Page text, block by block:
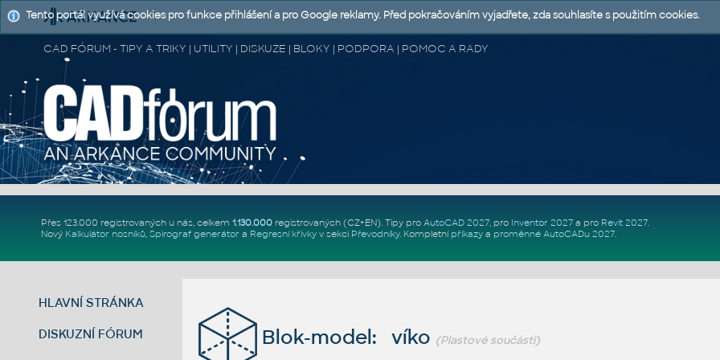
CAD FÓRUM - TIPY A TRIKY | UTILITY | DISKUZE | BLOKY | PODPORA | POMOC A RADY
Přes 123.000 registrovaných u nás, celkem 1.130.000registrovaných (CZ+EN). Tipy pro AutoCAD 2027, pro Inventor 2027a pro Revit 2027.
Nový Kalkulátor nosníků, Spirograf generátor a Regresní křivkyv sekci Převodníky. Kompletní příkazya proměnné AutoCADu 2027.
HLAVNÍ STRÁNKA
DISKUZNÍ FÓRUM Blok-model: víko (Plastové součásti)
Tento portál využívá cookies pro funkce přihlášení a pro Google reklamy. Před pokračováním vyjadřete, zda souhlasíte s použitím cookies.